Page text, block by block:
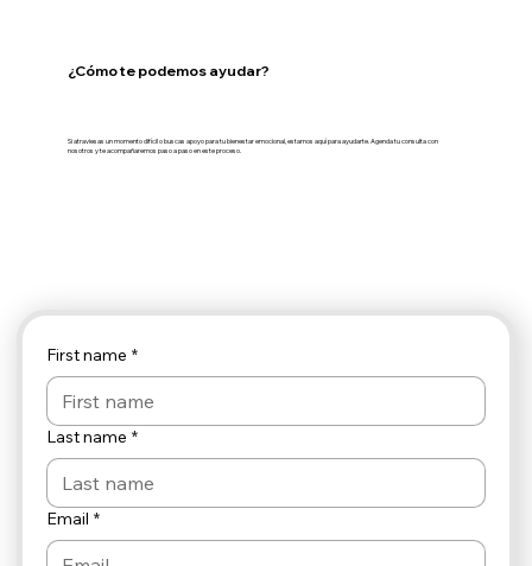
¿Cómo te podemos ayudar?
Si atraviesas un momento difícil o buscas apoyo para tu bienestar emocional, estamos aquí para ayudarte. Agenda tu consulta con
nosotros y te acompañaremos paso a paso en este proceso.
First name *
Last name *
Email *